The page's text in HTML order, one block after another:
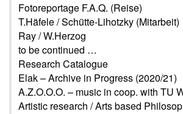
Fotoreportage F.A.Q. (Reise)
T.Häfele / Schütte-Lihotzky (Mitarbeit)
Ray / W.Herzog
to be continued …
Research Catalogue
Elak – Archive in Progress (2020/21)
A.Z.O.O.O. – music in coop. with TU
Artistic research / Arts based